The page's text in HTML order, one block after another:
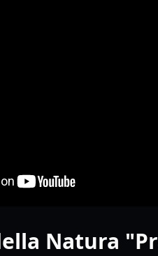
Natura